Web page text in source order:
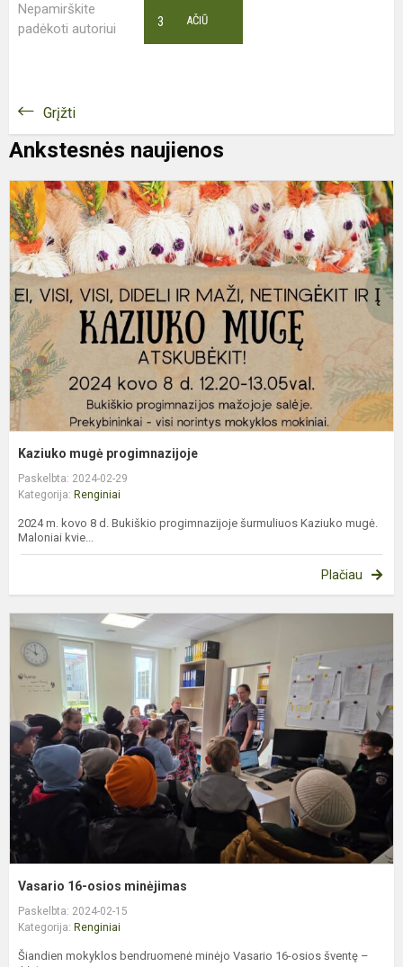
Nepamirškite
padėkoti autoriui
AČIŪ
3
Grįžti
Ankstesnės naujienos
Kaziuko mugė progimnazijoje
Paskelbta: 2024-02-29
Kategorija: Renginiai
2024 m. kovo 8 d. Bukiškio progimnazijoje šurmuliuos Kaziuko mugė.
Maloniai kvie...
Plačiau
Vasario 16-osios minėjimas
Paskelbta: 2024-02-15
Kategorija: Renginiai
Šiandien mokyklos bendruomenė minėjo Vasario 16-osios šventę –